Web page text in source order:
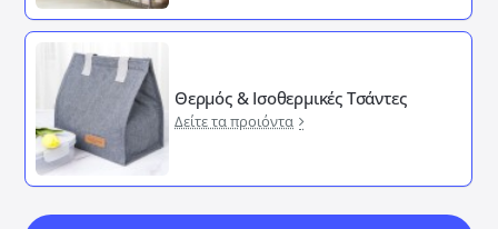
Θερμός & Ισοθερμικές Τσάντες
Δείτε τα προιόντα